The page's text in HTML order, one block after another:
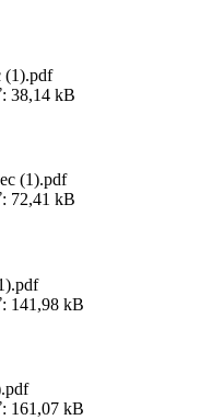
(1).pdf
38,14 kB
(1).pdf
72,41 kB
141,98 kB
161,07 kB